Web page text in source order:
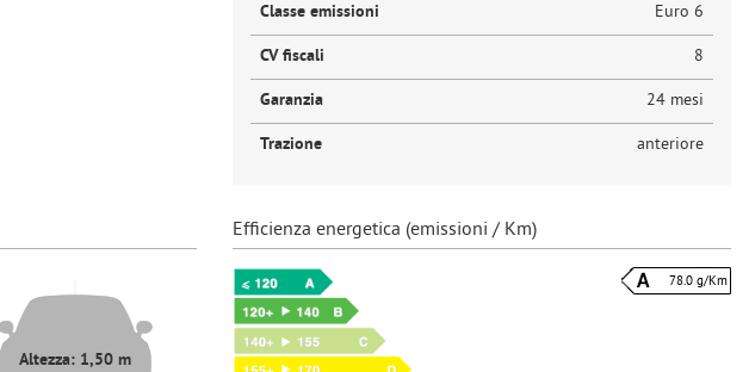
Classe emissioni Euro 6
CV fiscali 8
Garanzia 24 mesi
Trazione anteriore
Altezza: 1,50 m
Efficienza energetica (emissioni / Km)
78.0 g/Km